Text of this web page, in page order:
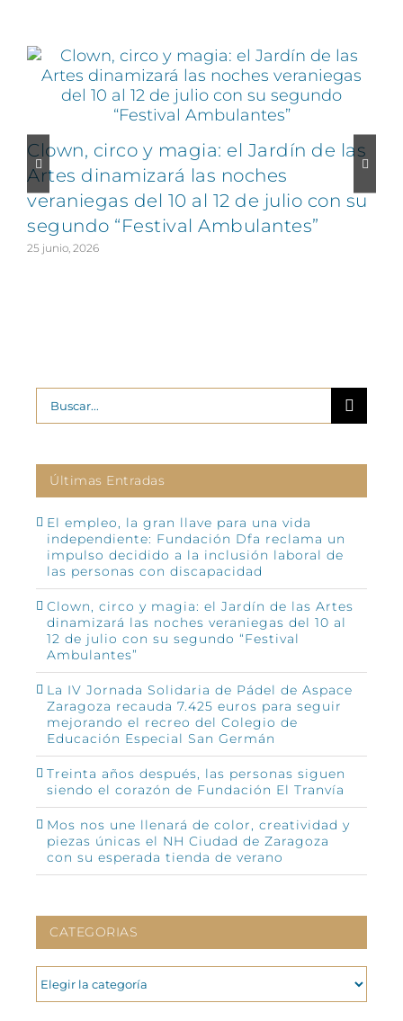
Clown, circo y magia: el Jardín de las
Artes dinamizará las noches
veraniegas del 10 al 12 de julio con su
segundo “Festival Ambulantes”
25 junio, 2026
Buscar:
Últimas Entradas
El empleo, la gran llave para una vida
independiente: Fundación Dfa reclama un
impulso decidido a la inclusión laboral de
las personas con discapacidad
Clown, circo y magia: el Jardín de las Artes
dinamizará las noches veraniegas del 10 al
12 de julio con su segundo “Festival
Ambulantes”
La IV Jornada Solidaria de Pádel de Aspace
Zaragoza recauda 7.425 euros para seguir
mejorando el recreo del Colegio de
Educación Especial San Germán
Treinta años después, las personas siguen
siendo el corazón de Fundación El Tranvía
Mos nos une llenará de color, creatividad y
piezas únicas el NH Ciudad de Zaragoza
con su esperada tienda de verano
CATEGORIAS
CATEGORIAS